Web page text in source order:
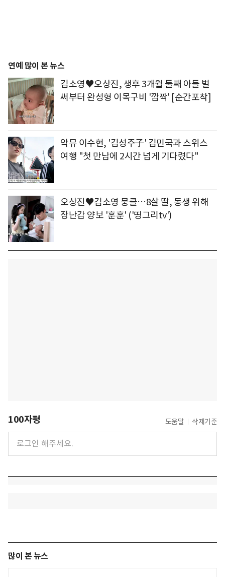
연예 많이 본 뉴스
김소영♥오상진, 생후 3개월 둘째 아들 벌
써부터 완성형 이목구비 '깜짝' [순간포착]
악뮤 이수현, '김성주子' 김민국과 스위스
여행 "첫 만남에 2시간 넘게 기다렸다"
오상진♥김소영 뭉클…8살 딸, 동생 위해
장난감 양보 '훈훈' ('띵그리tv')
100자평 도움말 삭제기준
많이 본 뉴스